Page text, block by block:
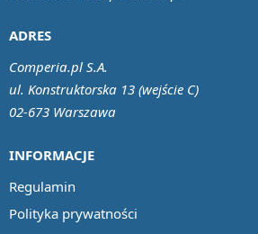
INFORMACJE
Regulamin
Polityka prywatności
ADRES
Comperia.pl S.A.
ul. Konstruktorska 13 (wejście C)
02-673 Warszawa